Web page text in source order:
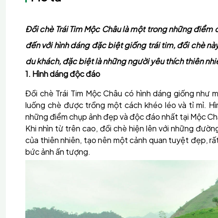
Đồi chè Trái Tim Mộc Châu là một trong những
đến với hình dáng đặc biệt giống trái tim, đồi chè
du khách, đặc biệt là những người yêu thích thiên
1. Hình dáng độc đáo
Đồi chè Trái Tim Mộc Châu có hình dáng giống
luống chè được trồng một cách khéo léo và tỉ mỉ.
những điểm chụp ảnh đẹp và độc đáo nhất tại Mộc
Khi nhìn từ trên cao, đồi chè hiện lên với những
của thiên nhiên, tạo nên một cảnh quan tuyệt đẹp,
bức ảnh ấn tượng.